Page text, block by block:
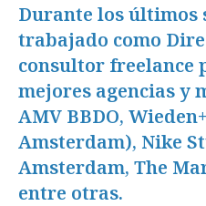
Durante los últimos
trabajado como
consultor freelance
mejores agencias y
AMV BBDO,
Amsterdam), Nike
Amsterdam, The
entre otras.